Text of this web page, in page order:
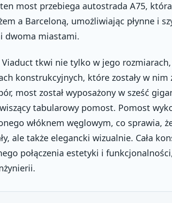
most przebiega autostrada A75,
a Barceloną, umożliwiając płynne i
dwoma miastami.
tkwi nie tylko w jego
konstrukcyjnych, które zostały w nim
most został wyposażony w sześć
tabularowy pomost. Pomost
włóknem węglowym, co sprawia,
ale także elegancki wizualnie. Cała
połączenia estetyki i